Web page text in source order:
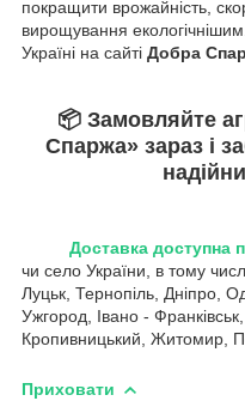
покращити врожайність,
вирощування
Україні на сайті Добра
📦 Замовляйте
Спаржа» зараз і
Доставка доступна
чи село України, в тому
Луцьк, Тернопіль, Дніпро,
Ужгород, Івано -
Кропивницький, Житомир,
Приховати